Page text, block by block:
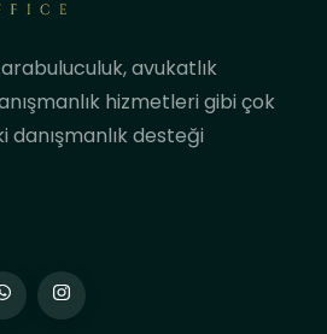
avukatlık
hizmetleri gibi çok
danışmanlık desteği